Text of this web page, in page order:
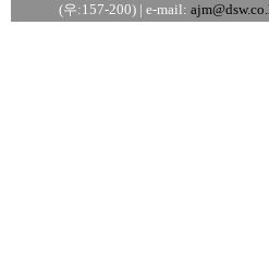
(우:157-200) | e-mail: